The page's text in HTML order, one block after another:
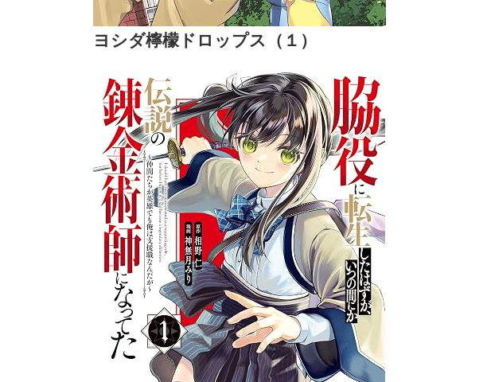
ヨシダ檸檬ドロップス（１）